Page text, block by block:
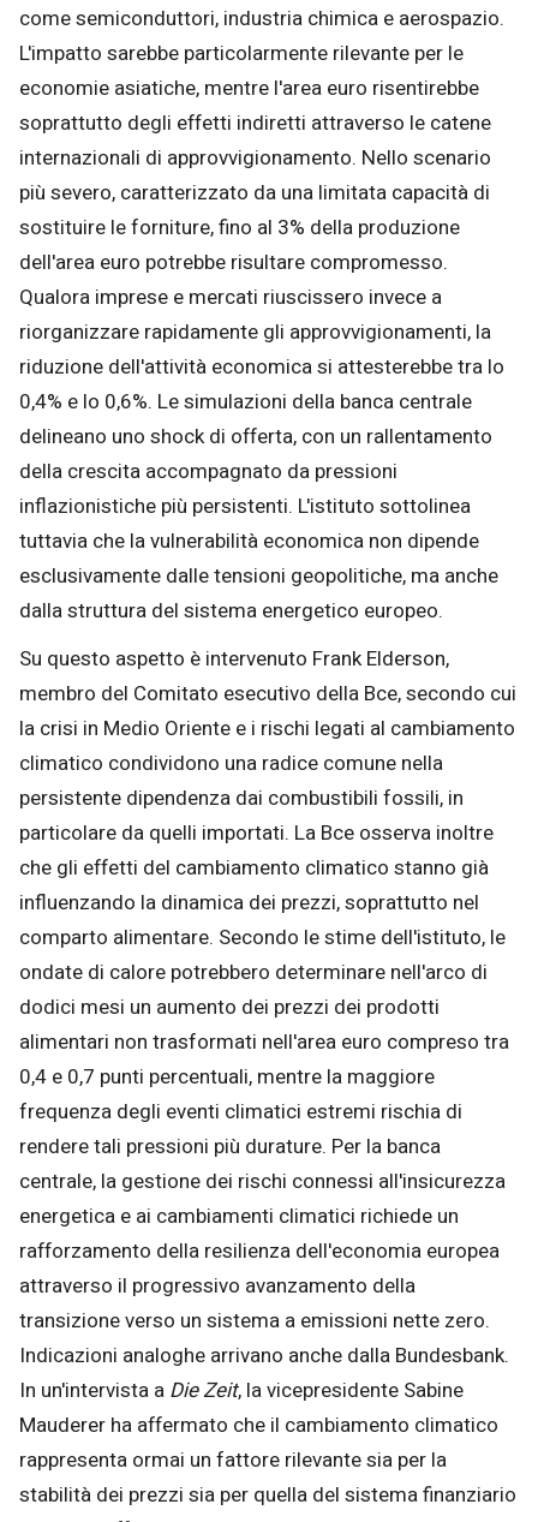
come semiconduttori, industria chimica e aerospazio.
L'impatto sarebbe particolarmente rilevante per le
economie asiatiche, mentre l'area euro risentirebbe
soprattutto degli effetti indiretti attraverso le catene
internazionali di approvvigionamento. Nello scenario
più severo, caratterizzato da una limitata capacità di
sostituire le forniture, fino al 3% della produzione
dell'area euro potrebbe risultare compromesso.
Qualora imprese e mercati riuscissero invece a
riorganizzare rapidamente gli approvvigionamenti, la
riduzione dell'attività economica si attesterebbe tra lo
0,4% e lo 0,6%. Le simulazioni della banca centrale
delineano uno shock di offerta, con un rallentamento
della crescita accompagnato da pressioni
inflazionistiche più persistenti. L'istituto sottolinea
tuttavia che la vulnerabilità economica non dipende
esclusivamente dalle tensioni geopolitiche, ma anche
dalla struttura del sistema energetico europeo.
Su questo aspetto è intervenuto Frank Elderson,
membro del Comitato esecutivo della Bce, secondo cui
la crisi in Medio Oriente e i rischi legati al cambiamento
climatico condividono una radice comune nella
persistente dipendenza dai combustibili fossili, in
particolare da quelli importati. La Bce osserva inoltre
che gli effetti del cambiamento climatico stanno già
influenzando la dinamica dei prezzi, soprattutto nel
comparto alimentare. Secondo le stime dell'istituto, le
ondate di calore potrebbero determinare nell'arco di
dodici mesi un aumento dei prezzi dei prodotti
alimentari non trasformati nell'area euro compreso tra
0,4 e 0,7 punti percentuali, mentre la maggiore
frequenza degli eventi climatici estremi rischia di
rendere tali pressioni più durature. Per la banca
centrale, la gestione dei rischi connessi all'insicurezza
energetica e ai cambiamenti climatici richiede un
rafforzamento della resilienza dell'economia europea
attraverso il progressivo avanzamento della
transizione verso un sistema a emissioni nette zero.
Indicazioni analoghe arrivano anche dalla Bundesbank.
In un'intervista a Die Zeit, la vicepresidente Sabine
Mauderer ha affermato che il cambiamento climatico
rappresenta ormai un fattore rilevante sia per la
stabilità dei prezzi sia per quella del sistema finanziario